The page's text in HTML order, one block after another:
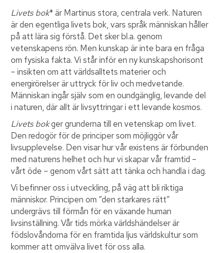
Livets bok* är Martinus stora, centrala verk. Naturen
är den egentliga livets bok, vars språk människan håller
på att lära sig förstå. Det sker bl.a. genom
vetenskapens rön. Men kunskap är inte bara en fråga
om fysiska fakta. Vi står inför en ny kunskapshorisont
– insikten om att världsalltets materier och
energirörelser är uttryck för liv och medvetande.
Människan ingår själv som en oundgänglig, levande del
i naturen, där allt är livsyttringar i ett levande kosmos.
Livets bokger grunderna till en vetenskap om livet.
Den redogör för de principer som möjliggör vår
livsupplevelse. Den visar hur vår existens är förbunden
med naturens helhet och hur vi skapar vår framtid –
vårt öde – genom vårt sätt att tänka och handla i dag.
Vi befinner oss i utveckling, på väg att bli riktiga
människor. Principen om ”den starkares rätt”
undergrävs till förmån för en växande human
livsinställning. Vår tids mörka världshändelser är
födslovåndorna för en framtida ljus världskultur som
kommer att omvälva livet för oss alla.